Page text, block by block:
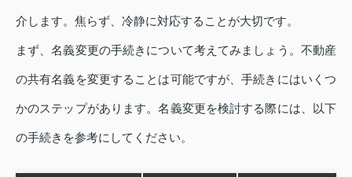
介します。焦らず、冷静に対応することが大切です。
まず、名義変更の手続きについて考えてみましょう。不動産
の共有名義を変更することは可能ですが、手続きにはいくつ
かのステップがあります。名義変更を検討する際には、以下
の手続きを参考にしてください。